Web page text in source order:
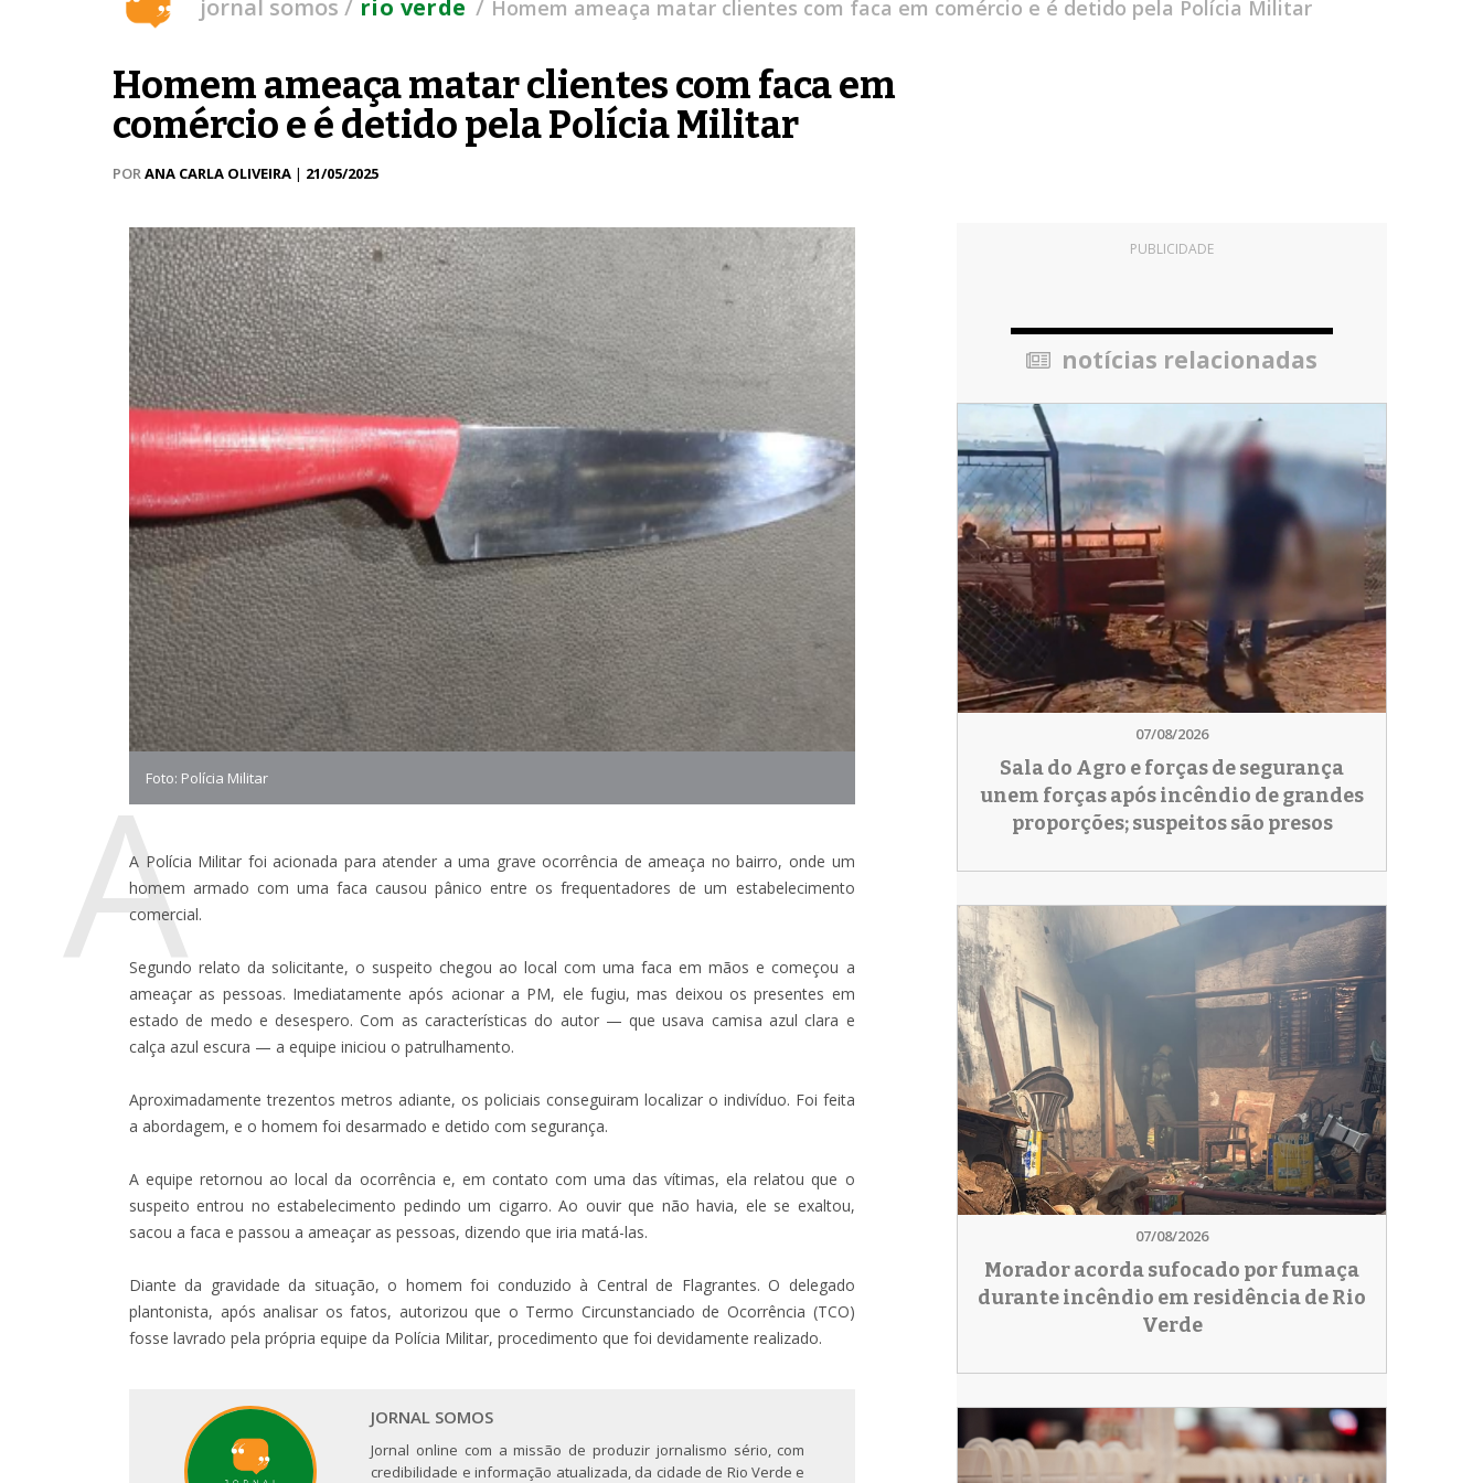
jornal somos rio verde Homem ameaça matar clientes com faca em comércio e é detido pela Polícia Militar
Homem ameaça matar clientes com faca em
comércio e é detido pela Polícia Militar
PORANA CARLA OLIVEIRA | 21/05/2025
Foto: Polícia Militar
A
A Polícia Militar foi acionada para atender a uma grave ocorrência de ameaça no bairro, onde um
homem armado com uma faca causou pânico entre os frequentadores de um estabelecimento
comercial.
Segundo relato da solicitante, o suspeito chegou ao local com uma faca em mãos e começou a
ameaçar as pessoas. Imediatamente após acionar a PM, ele fugiu, mas deixou os presentes em
estado de medo e desespero. Com as características do autor — que usava camisa azul clara e
calça azul escura — a equipe iniciou o patrulhamento.
Aproximadamente trezentos metros adiante, os policiais conseguiram localizar o indivíduo. Foi feita
a abordagem, e o homem foi desarmado e detido com segurança.
A equipe retornou ao local da ocorrência e, em contato com uma das vítimas, ela relatou que o
suspeito entrou no estabelecimento pedindo um cigarro. Ao ouvir que não havia, ele se exaltou,
sacou a faca e passou a ameaçar as pessoas, dizendo que iria matá-las.
Diante da gravidade da situação, o homem foi conduzido à Central de Flagrantes. O delegado
plantonista, após analisar os fatos, autorizou que o Termo Circunstanciado de Ocorrência (TCO)
fosse lavrado pela própria equipe da Polícia Militar, procedimento que foi devidamente realizado.
JORNAL SOMOS
Jornal online com a missão de produzir jornalismo sério, com
credibilidade e informação atualizada, da cidade de Rio Verde e
PUBLICIDADE
notícias relacionadas
07/08/2026
Sala do Agro e forças de segurança
unem forças após incêndio de grandes
proporções; suspeitos são presos
07/08/2026
Morador acorda sufocado por fumaça
durante incêndio em residência de Rio
Verde